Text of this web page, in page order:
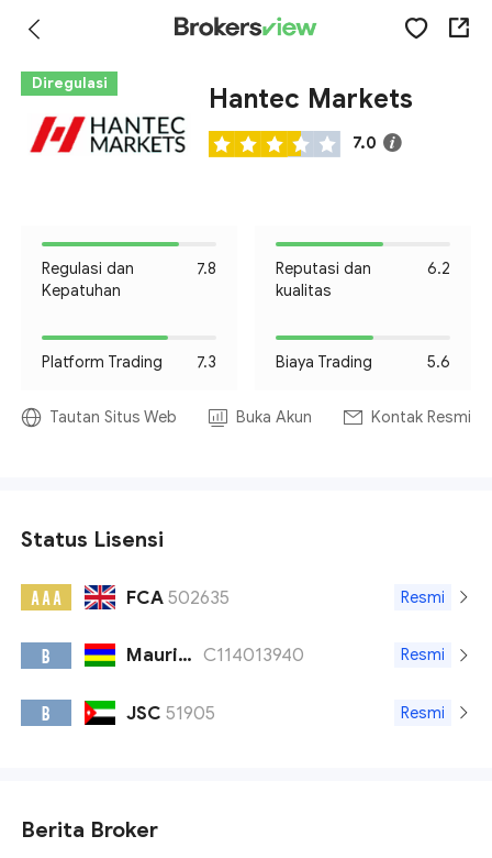
Diregulasi Hantec Markets
7.0
Regulasi dan
Kepatuhan
7.8
Reputasi dan
kualitas
6.2
Platform Trading 7.3 Biaya Trading 5.6
Tautan Situs Web Buka Akun Kontak Resmi
Status Lisensi
A A A FCA 502635 Resmi
B Mauritius FSC C114013940 Resmi
B JSC 51905 Resmi
Berita Broker